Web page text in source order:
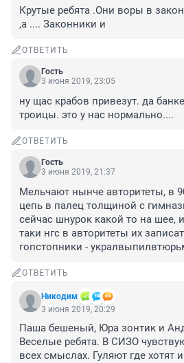
Крутые ребята .Они воры в
,а .... Законники и
ОТВЕТИТЬ
Гость
3 июня 2019, 23:05
ну щас крабов привезут. да
троицы. это у нас нормально....
ОТВЕТИТЬ
Гость
3 июня 2019, 21:37
Мельчают нынче авторитеты, в
цепь в палец толщиной с
сейчас шнурок какой то на шее,
таки нгс в авторитеты их
гопстопники -
ОТВЕТИТЬ
Никодим
3 июня 2019, 20:29
Паша бешеный, Юра зонтик и
Веселые ребята. В СИЗО
всех смыслах. Гуляют где хотят